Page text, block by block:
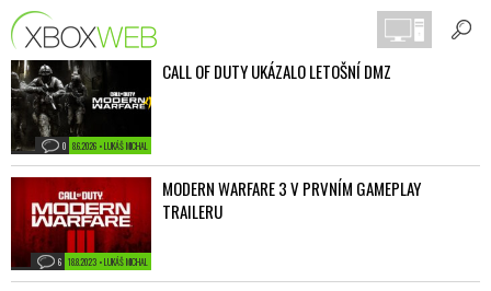
8.6.2026 • LUKÁŠ MICHAL
0
CALL OF DUTY UKÁZALO LETOŠNÍ DMZ
18.8.2023 • LUKÁŠ MICHAL
6
MODERN WARFARE 3 V PRVNÍM GAMEPLAY
TRAILERU